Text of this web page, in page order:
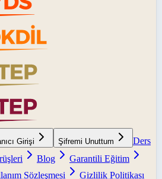
Girişi Şifremi Unuttum
Ders
Blog
Garantili Eğitim
Sözleşmesi
Gizlilik Politikası